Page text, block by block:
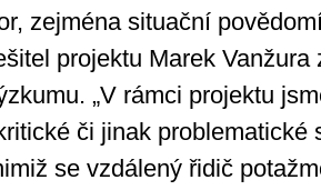
zejména situační
projektu Marek Vanžura
„V rámci projektu
či jinak problematické
se vzdálený řidič